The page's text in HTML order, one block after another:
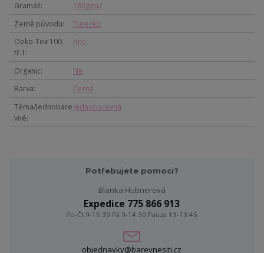
Gramáž
180g/m2
Země původu
Turecko
Oeko-Tex 100,
tř.1
Ano
Organic
Ne
Barva
Černá
Téma/Jednobare
vné
Jednobarevná
Potřebujete pomoci?
Blanka Hubnerová
Expedice 775 866 913
Po-Čt 9-15:30 Pá 9-14:30 Pauza 13-13:45
objednavky@barevnesiti.cz